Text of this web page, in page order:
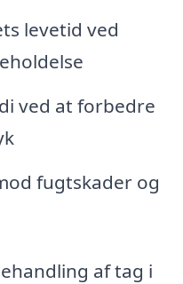
levetid ved
ved at forbedre
fugtskader og
af tag i